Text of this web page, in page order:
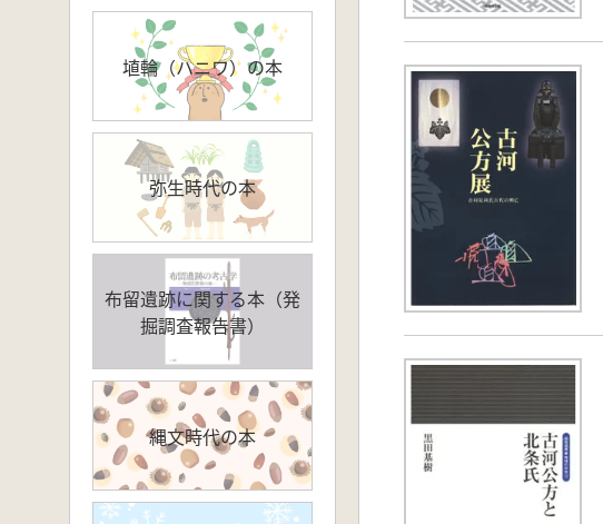
埴輪（ハニワ）の本
弥生時代の本
布留遺跡に関する本（発
掘調査報告書）
縄文時代の本